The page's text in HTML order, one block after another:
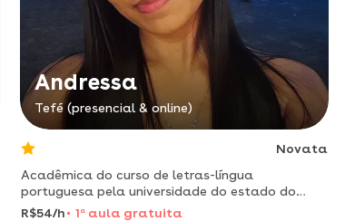
Andressa
Tefé (presencial & online)
Novata
Acadêmica do curso de letras-língua
portuguesa pela universidade do estado do
amazonas, domino áreas tanto de
R$54/h 1 a aula gratuita